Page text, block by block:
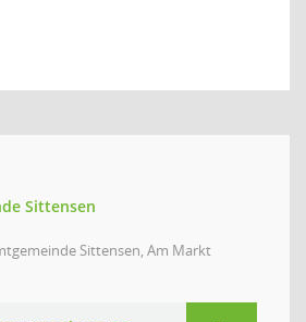
Sittensen
Sittensen, Am Markt